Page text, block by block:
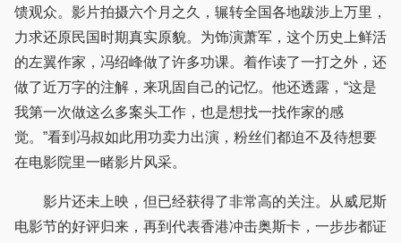
馈观众。影片拍摄六个月之久，辗转全国各地跋涉上万里，
力求还原民国时期真实原貌。为饰演萧军，这个历史上鲜活
的左翼作家，冯绍峰做了许多功课。着作读了一打之外，还
做了近万字的注解，来巩固自己的记忆。他还透露，“这是
我第一次做这么多案头工作，也是想找一找作家的感
觉。”看到冯叔如此用功卖力出演，粉丝们都迫不及待想要
在电影院里一睹影片风采。
影片还未上映，但已经获得了非常高的关注。从威尼斯
电影节的好评归来，再到代表香港冲击奥斯卡，一步步都证